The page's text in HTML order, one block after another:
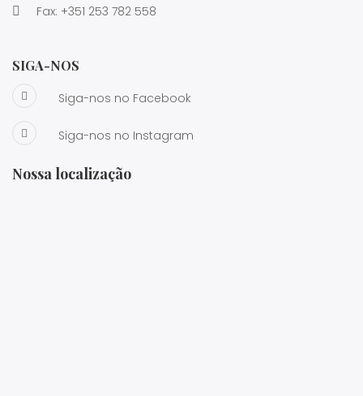
Fax: +351 253 782 558
SIGA-NOS
Siga-nos no Facebook
Siga-nos no Instagram
Nossa localização